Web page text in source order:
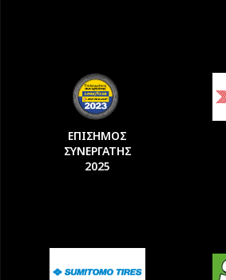
ΕΠΙΣΗΜΟΣ
ΣΥΝΕΡΓΑΤΗΣ
2025